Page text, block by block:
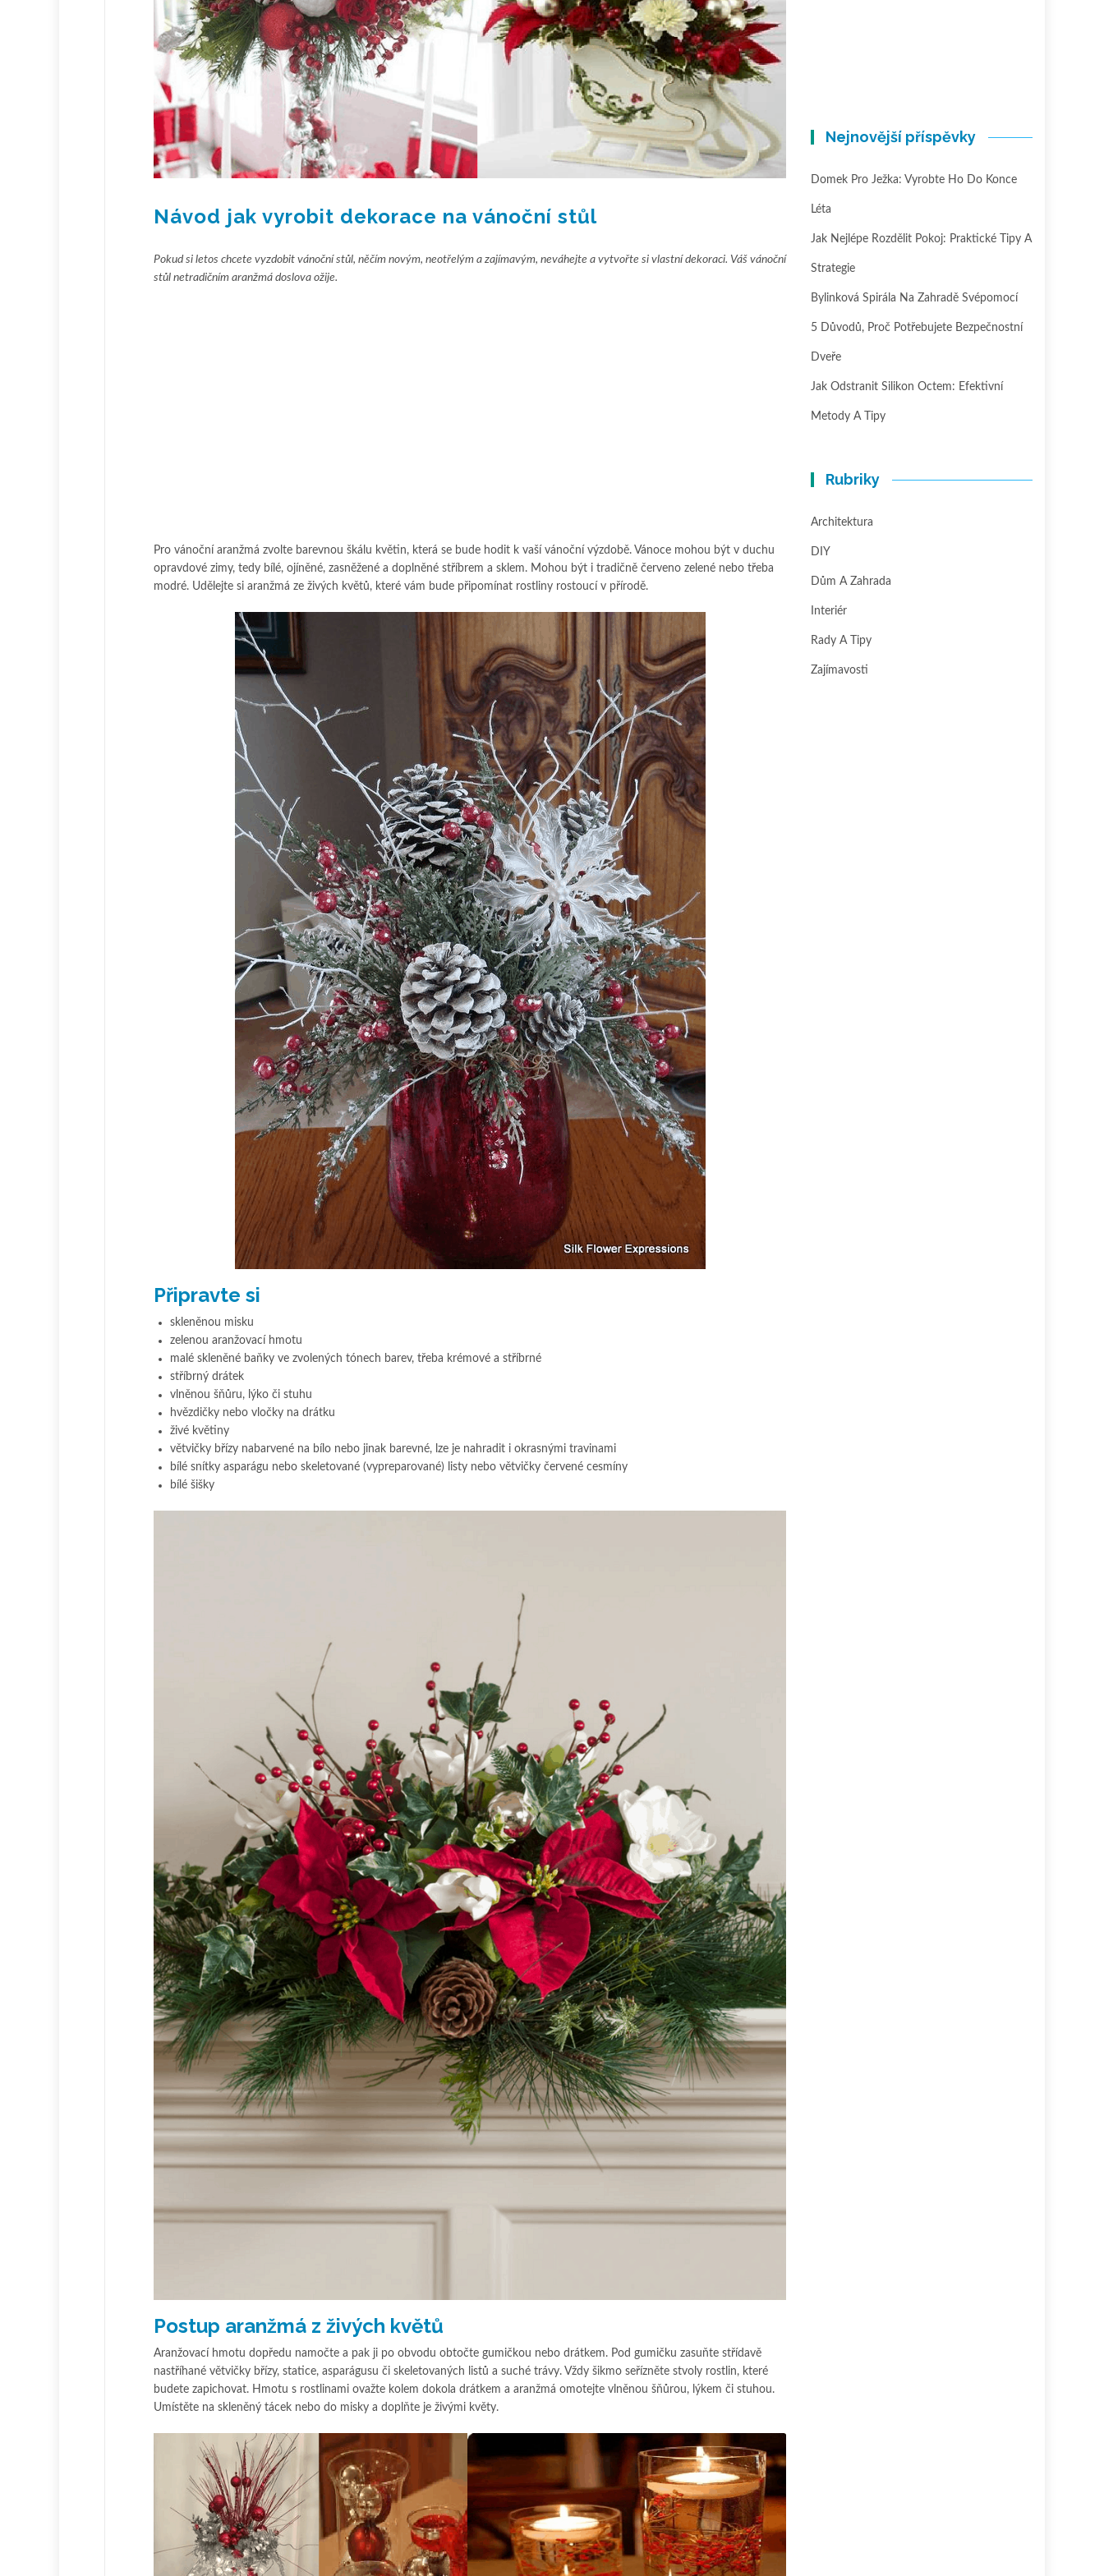
Návod jak vyrobit dekorace na vánoční stůl
Pokud si letos chcete vyzdobit vánoční stůl, něčím novým, neotřelým a zajímavým, neváhejte a vytvořte si vlastní dekoraci. Váš vánoční
stůl netradičním aranžmá doslova ožije.
Pro vánoční aranžmá zvolte barevnou škálu květin, která se bude hodit k vaší vánoční výzdobě. Vánoce mohou být v duchu
opravdové zimy, tedy bílé, ojíněné, zasněžené a doplněné stříbrem a sklem. Mohou být i tradičně červeno zelené nebo třeba
modré. Udělejte si aranžmá ze živých květů, které vám bude připomínat rostliny rostoucí v přírodě.
Připravte si
skleněnou misku
zelenou aranžovací hmotu
malé skleněné baňky ve zvolených tónech barev, třeba krémové a stříbrné
stříbrný drátek
vlněnou šňůru, lýko či stuhu
hvězdičky nebo vločky na drátku
živé květiny
větvičky břízy nabarvené na bílo nebo jinak barevné, lze je nahradit i okrasnými travinami
bílé snítky asparágu nebo skeletované (vypreparované) listy nebo větvičky červené cesmíny
bílé šišky
Postup aranžmá z živých květů
Aranžovací hmotu dopředu namočte a pak ji po obvodu obtočte gumičkou nebo drátkem. Pod gumičku zasuňte střídavě
nastříhané větvičky břízy, statice, asparágusu či skeletovaných listů a suché trávy. Vždy šikmo seřízněte stvoly rostlin, které
budete zapichovat. Hmotu s rostlinami ovažte kolem dokola drátkem a aranžmá omotejte vlněnou šňůrou, lýkem či stuhou.
Umístěte na skleněný tácek nebo do misky a doplňte je živými květy.
Nejnovější příspěvky
Domek Pro Ježka: Vyrobte Ho Do Konce
Léta
Jak Nejlépe Rozdělit Pokoj: Praktické Tipy A
Strategie
Bylinková Spirála Na Zahradě Svépomocí
5 Důvodů, Proč Potřebujete Bezpečnostní
Dveře
Jak Odstranit Silikon Octem: Efektivní
Metody A Tipy
Rubriky
Architektura
DIY
Dům A Zahrada
Interiér
Rady A Tipy
Zajímavosti